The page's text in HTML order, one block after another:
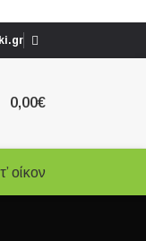
0,00€
οίκον